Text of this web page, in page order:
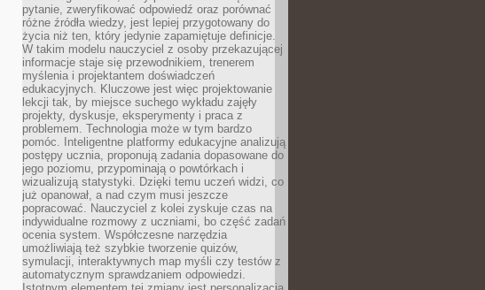
pytanie, zweryfikować odpowiedź oraz porównać
różne źródła wiedzy, jest lepiej przygotowany do
życia niż ten, który jedynie zapamiętuje definicje.
W takim modelu nauczyciel z osoby przekazującej
informacje staje się przewodnikiem, trenerem
myślenia i projektantem doświadczeń
edukacyjnych. Kluczowe jest więc projektowanie
lekcji tak, by miejsce suchego wykładu zajęły
projekty, dyskusje, eksperymenty i praca z
problemem. Technologia może w tym bardzo
pomóc. Inteligentne platformy edukacyjne analizują
postępy ucznia, proponują zadania dopasowane do
jego poziomu, przypominają o powtórkach i
wizualizują statystyki. Dzięki temu uczeń widzi, co
już opanował, a nad czym musi jeszcze
popracować. Nauczyciel z kolei zyskuje czas na
indywidualne rozmowy z uczniami, bo część zadań
ocenia system. Współczesne narzędzia
umożliwiają też szybkie tworzenie quizów,
symulacji, interaktywnych map myśli czy testów z
automatycznym sprawdzaniem odpowiedzi.